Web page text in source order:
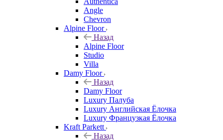
Angle
Chevron
Alpine Floor
Назад
Alpine Floor
Studio
Villa
Damy Floor
Назад
Damy Floor
Luxury Палуба
Luxury Английская Ёлочка
Luxury Французкая Ёлочка
Kraft Parkett
Назад